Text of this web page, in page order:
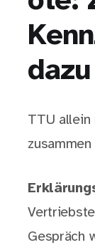
TTU allein
Gespräch